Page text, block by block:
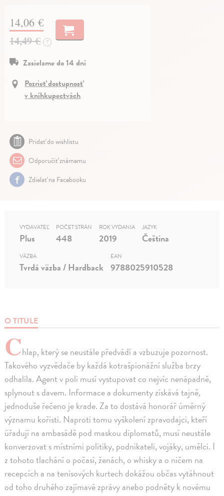
14,06 €
14,49 € ?
Zasielame do 14 dní
Pozrieť dostupnosť
v kníhkupectvách
Pridať do wishlistu
Odporučiť známemu
Zdielať na Facebooku
O TITULE
Chlap, který se neustále předvádí a vzbuzuje pozornost.
Takového vyzvědače by každá kotrašpionážní služba brzy
odhalila. Agent v poli musí vystupovat co nejvíc nenápadně,
splynout s davem. Informace a dokumenty získává tajně,
jednoduše řečeno je krade. Za to dostává honorář úměrný
významu kořisti. Naproti tomu vyškolení zpravodajci, kteří
úřadují na ambasádě pod maskou diplomatů, musí neustále
konverzovat s místními politiky, podnikateli, vojáky, umělci. I
z tohoto tlachání o počasí, ženách, o whisky a o ničem na
recepcích a na tenisových kurtech dokážou občas vytáhnout
od toho druhého zajímavé zprávy anebo podněty k novému
VYDAVATEĽ
Plus
POČET STRÁN
448
ROK VYDANIA
2019
JAZYK
Čeština
VÄZBA
Tvrdá väzba / Hardback
EAN
9788025910528